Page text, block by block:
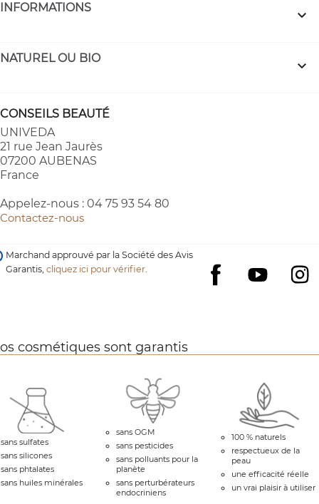
INFORMATIONS 
NATUREL OU BIO 
CONSEILS BEAUTÉ
UNIVEDA
21 rue Jean Jaurès
07200 AUBENAS
France
Appelez-nous : 04 75 93 54 80
Contactez-nous
Facebook
YouTube
Marchand approuvé par la Société des Avis
Garantis,cliquez ici pour vérifier.
cosmétiques sont garantis
sans sulfates
sans silicones
sans phtalates
sans huiles minérales
sans OGM
sans pesticides
sans polluants pour la
planète
sans perturbérateurs
endocriniens
100 % naturels
respectueux de la
peau
une efficacité réelle
un vrai plaisir à utiliser